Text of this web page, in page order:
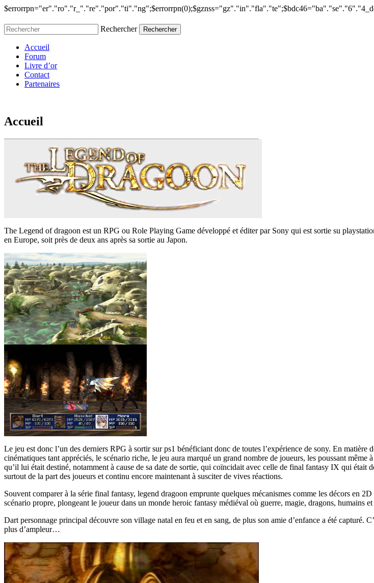
Rechercher
Accueil
Forum
Livre d’or
Contact
Partenaires
Accueil
The Legend of dragoon est un RPG ou Role Playing Game développé et éditer par Sony qui est sortie su
en Europe, soit près de deux ans après sa sortie au Japon.
Le jeu est donc l’un des derniers RPG à sortir sur ps1 bénéficiant donc de toutes l’expérience de sony. En
cinématiques tant appréciés, le scénario riche, le jeu aura marqué un grand nombre de joueurs, les poussant
qu’il lui était destiné, notamment à cause de sa date de sortie, qui coïncidait avec celle de final fantasy IX qui était
surtout de la part des joueurs et continu encore maintenant à susciter de vives réactions.
Souvent comparer à la série final fantasy, legend dragoon emprunte quelques mécanismes comme les décors en
scénario propre, plongeant le joueur dans un monde heroic fantasy médiéval où guerre, magie, dragons, humains et
Dart personnage principal découvre son village natal en feu et en sang, de plus son amie d’enfance a été capturé.
plus d’ampleur…